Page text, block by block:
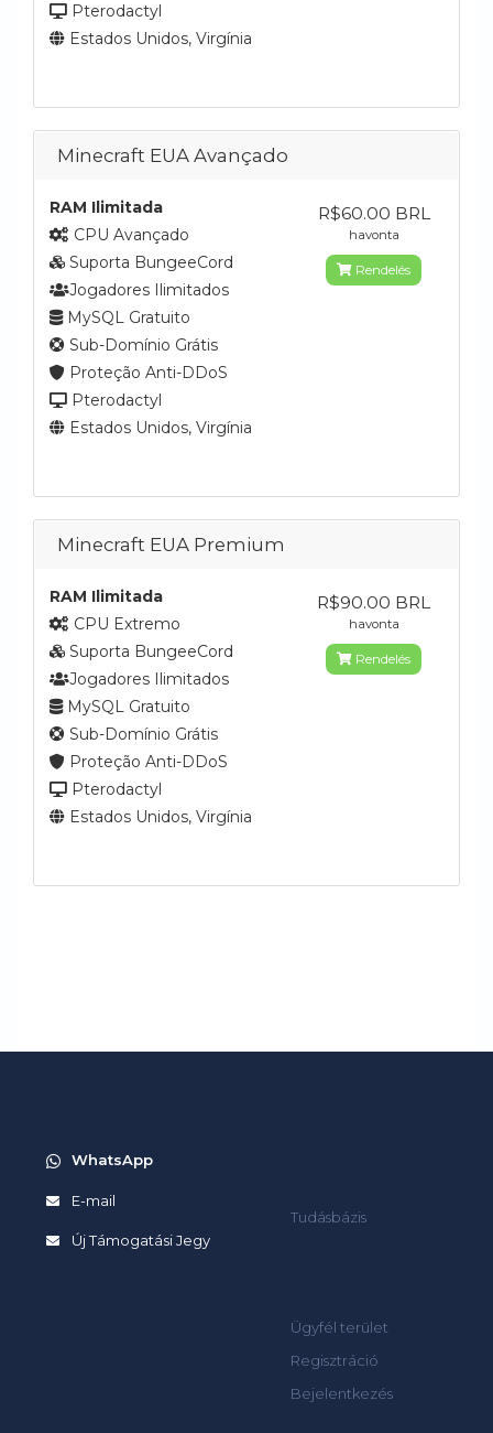
Pterodactyl
Estados Unidos, Virgínia
Minecraft EUA Avançado
RAM Ilimitada
CPU Avançado
Suporta BungeeCord
Jogadores Ilimitados
MySQL Gratuito
Sub-Domínio Grátis
Proteção Anti-DDoS
Pterodactyl
Estados Unidos, Virgínia
R$60.00 BRL
havonta
Rendelés
Minecraft EUA Premium
RAM Ilimitada
CPU Extremo
Suporta BungeeCord
Jogadores Ilimitados
MySQL Gratuito
Sub-Domínio Grátis
Proteção Anti-DDoS
Pterodactyl
Estados Unidos, Virgínia
R$90.00 BRL
havonta
Rendelés
WhatsApp
E-mail
Új Támogatási Jegy
Tudásbázis
Ügyfél terület
Regisztráció
Bejelentkezés